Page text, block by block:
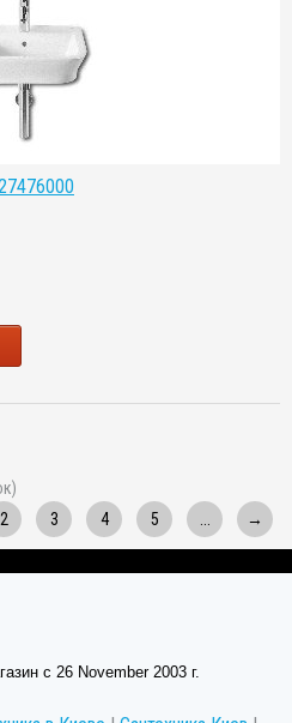
2 3 4 5 →
c 26 November 2003 г.